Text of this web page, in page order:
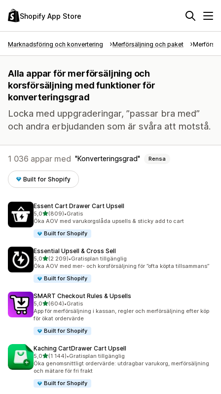
Shopify App Store
Marknadsföring och konvertering Merförsäljning och paket
Alla appar för merförsäljning och
korsförsäljning med funktioner för
konverteringsgrad
Locka med uppgraderingar, ”passar bra med”
och andra erbjudanden som är svåra att motstå.
1 036 appar med Konverteringsgrad Rensa
Built for Shopify
Essent Cart Drawer Cart Upsell
5,0av 5 stjärnor
(809)
809 recensioner totalt
•Gratis
Öka AOV med varukorgslåda upsells & sticky add to cart
Built for Shopify
Essential Upsell & Cross Sell
5,0av 5 stjärnor
(2 209)
2209 recensioner totalt
•Gratisplan tillgänglig
Öka AOV med mer- och korsförsäljning för ”ofta köpta tillsammans”
Built for Shopify
SMART Checkout Rules & Upsells
5,0av 5 stjärnor
(604)
604 recensioner totalt
•Gratis
App för merförsäljning i kassan, regler och merförsäljning efter köp
för ökat ordervärde
Built for Shopify
Kaching CartDrawer Cart Upsell
5,0av 5 stjärnor
(1 144)
1144 recensioner totalt
•Gratisplan tillgänglig
Öka genomsnittligt ordervärde: utdragbar varukorg, merförsäljning
och mätare för fri frakt
Built for Shopify